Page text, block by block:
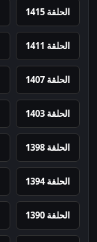
الحلقة 1415
الحلقة 1411
الحلقة 1407
الحلقة 1403
الحلقة 1398
الحلقة 1394
الحلقة 1390